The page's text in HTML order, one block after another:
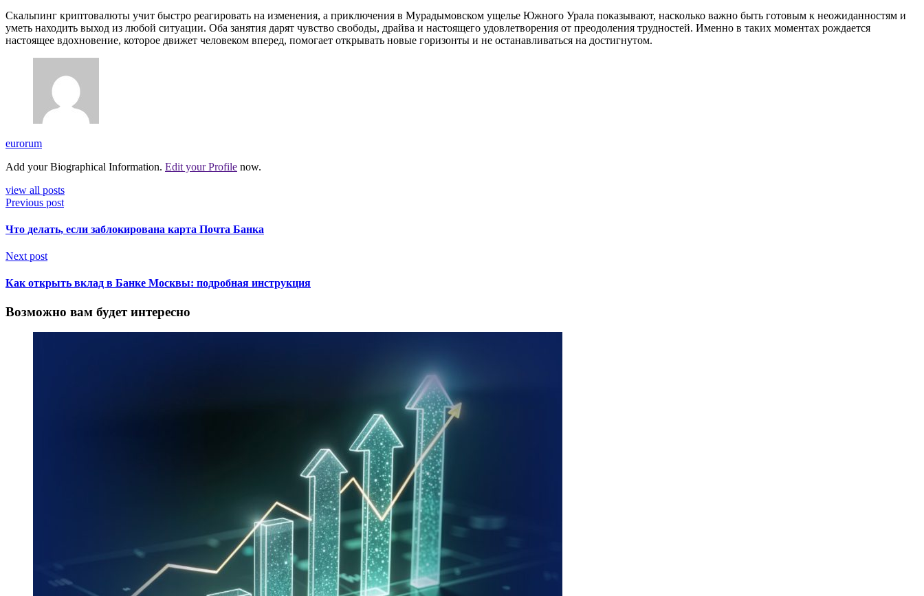
Скальпинг криптовалюты учит быстро реагировать на изменения, а приключения в Мурадымовском ущелье Южного Урала показывают, насколько важно быть готовым к неожиданностям и
уметь находить выход из любой ситуации. Оба занятия дарят чувство свободы, драйва и настоящего удовлетворения от преодоления трудностей. Именно в таких моментах рождается
настоящее вдохновение, которое движет человеком вперед, помогает открывать новые горизонты и не останавливаться на достигнутом.
eurorum
Add your Biographical Information. Edit your Profile now.
view all posts
Previous post
Что делать, если заблокирована карта Почта Банка
Next post
Как открыть вклад в Банке Москвы: подробная инструкция
Возможно вам будет интересно